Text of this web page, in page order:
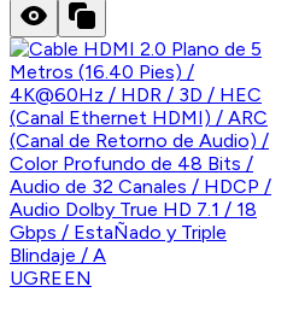
UGREEN